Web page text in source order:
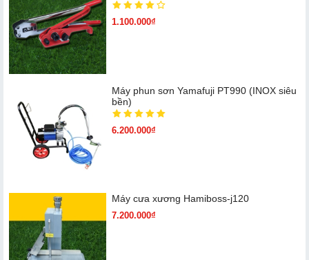
1.100.000₫
Máy phun sơn Yamafuji PT990 (INOX siêu
bền)
6.200.000₫
Máy cưa xương Hamiboss-j120
7.200.000₫